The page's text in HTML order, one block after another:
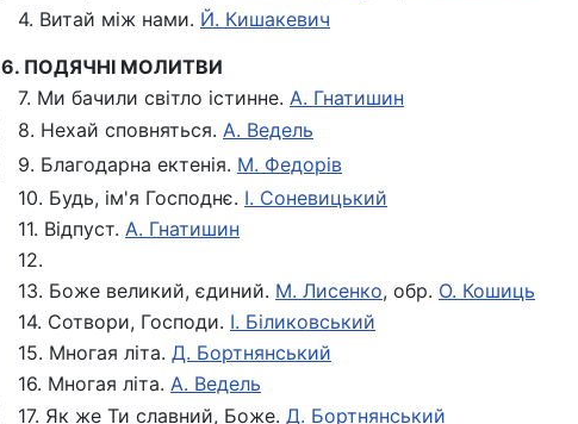
4. Витай між нами. Й. Кишакевич
6. ПОДЯЧНІ МОЛИТВИ
7. Ми бачили світло істинне. А. Гнатишин
8. Нехай сповняться. А. Ведель
9. Благодарна ектенія. М. Федорів
10. Будь, ім'я Господнє. І. Соневицький
11. Відпуст. А. Гнатишин
12.
13. Боже великий, єдиний. М. Лисенко, обр. О. Кошиць
14. Сотвори, Господи. І. Біликовський
15. Многая літа. Д. Бортнянський
16. Многая літа. А. Ведель
17. Як же Ти славний, Боже. Д. Бортнянський